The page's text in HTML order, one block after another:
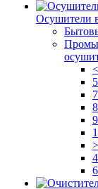
Осушители